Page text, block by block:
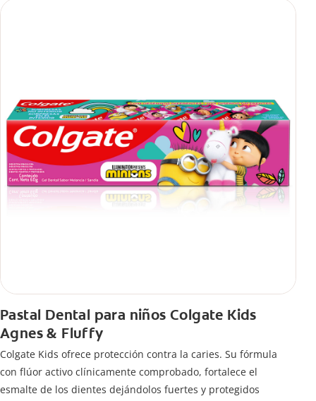
Pastal Dental para niños Colgate Kids
Agnes & Fluffy
Colgate Kids ofrece protección contra la caries. Su fórmula
con flúor activo clínicamente comprobado, fortalece el
esmalte de los dientes dejándolos fuertes y protegidos